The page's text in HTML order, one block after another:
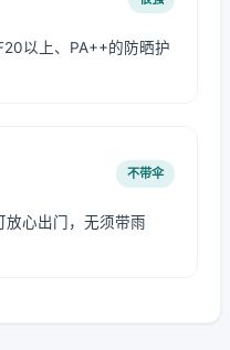
以上、PA++的防晒护
不带伞
放心出门，无须带雨